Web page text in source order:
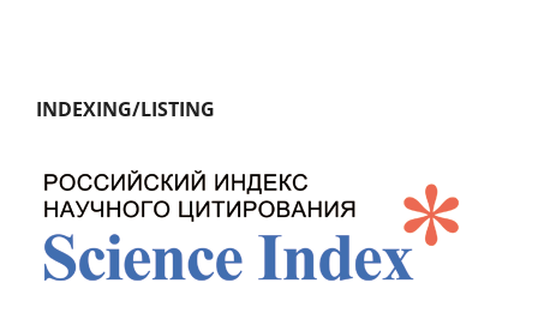
INDEXING/LISTING